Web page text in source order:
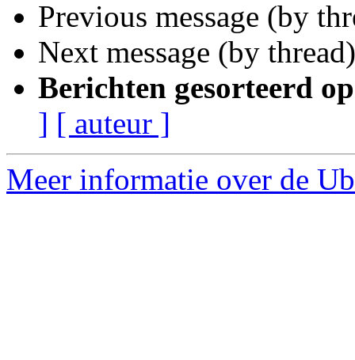
Previous message (by
Next message (by
Berichten gesorteerd
] [ auteur ]
Meer informatie over de